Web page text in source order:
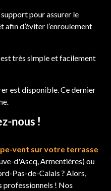
pour assurer le
afin d’éviter l’enroulement
très simple et facilement
est disponible. Ce dernier
nous !
vent sur votre terrasse
d'Ascq, Armentières) ou
Pas-de-Calais ? Alors,
professionnels ! Nos